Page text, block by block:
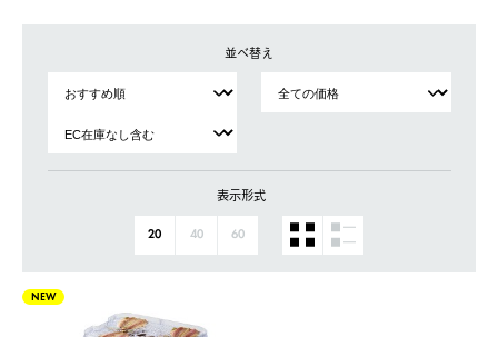
並べ替え
表示形式
20 40 60
NEW